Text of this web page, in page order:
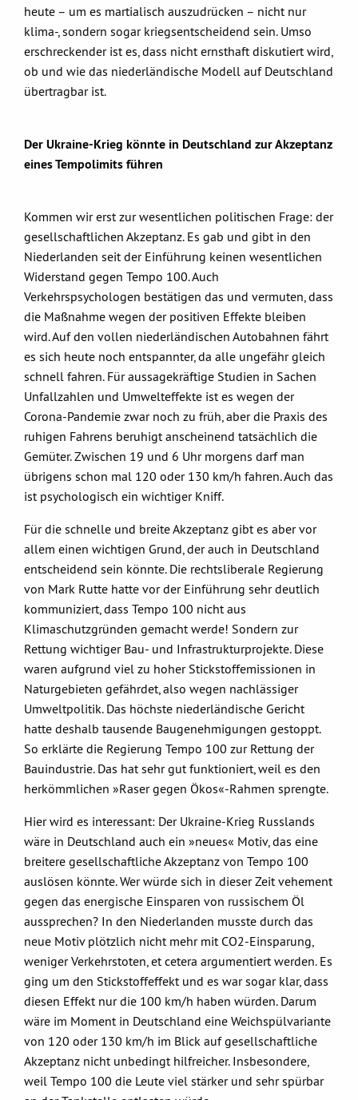
heute – um es martialisch auszudrücken – nicht nur
klima-, sondern sogar kriegsentscheidend sein. Umso
erschreckender ist es, dass nicht ernsthaft diskutiert wird,
ob und wie das niederländische Modell auf Deutschland
übertragbar ist.
Der Ukraine-Krieg könnte in Deutschland zur Akzeptanz
eines Tempolimits führen
Kommen wir erst zur wesentlichen politischen Frage: der
gesellschaftlichen Akzeptanz. Es gab und gibt in den
Niederlanden seit der Einführung keinen wesentlichen
Widerstand gegen Tempo 100. Auch
Verkehrspsychologen bestätigen das und vermuten, dass
die Maßnahme wegen der positiven Effekte bleiben
wird. Auf den vollen niederländischen Autobahnen fährt
es sich heute noch entspannter, da alle ungefähr gleich
schnell fahren. Für aussagekräftige Studien in Sachen
Unfallzahlen und Umwelteffekte ist es wegen der
Corona-Pandemie zwar noch zu früh, aber die Praxis des
ruhigen Fahrens beruhigt anscheinend tatsächlich die
Gemüter. Zwischen 19 und 6 Uhr morgens darf man
übrigens schon mal 120 oder 130 km/h fahren. Auch das
ist psychologisch ein wichtiger Kniff.
Für die schnelle und breite Akzeptanz gibt es aber vor
allem einen wichtigen Grund, der auch in Deutschland
entscheidend sein könnte. Die rechtsliberale Regierung
von Mark Rutte hatte vor der Einführung sehr deutlich
kommuniziert, dass Tempo 100 nicht aus
Klimaschutzgründen gemacht werde! Sondern zur
Rettung wichtiger Bau- und Infrastrukturprojekte. Diese
waren aufgrund viel zu hoher Stickstoffemissionen in
Naturgebieten gefährdet, also wegen nachlässiger
Umweltpolitik. Das höchste niederländische Gericht
hatte deshalb tausende Baugenehmigungen gestoppt.
So erklärte die Regierung Tempo 100 zur Rettung der
Bauindustrie. Das hat sehr gut funktioniert, weil es den
herkömmlichen »Raser gegen Ökos«-Rahmen sprengte.
Hier wird es interessant: Der Ukraine-Krieg Russlands
wäre in Deutschland auch ein »neues« Motiv, das eine
breitere gesellschaftliche Akzeptanz von Tempo 100
auslösen könnte. Wer würde sich in dieser Zeit vehement
gegen das energische Einsparen von russischem Öl
aussprechen? In den Niederlanden musste durch das
neue Motiv plötzlich nicht mehr mit CO2-Einsparung,
weniger Verkehrstoten, et cetera argumentiert werden. Es
ging um den Stickstoffeffekt und es war sogar klar, dass
diesen Effekt nur die 100 km/h haben würden. Darum
wäre im Moment in Deutschland eine Weichspülvariante
von 120 oder 130 km/h im Blick auf gesellschaftliche
Akzeptanz nicht unbedingt hilfreicher. Insbesondere,
weil Tempo 100 die Leute viel stärker und sehr spürbar